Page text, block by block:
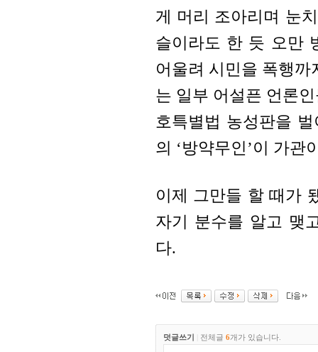
게 머리 조아리며 눈
슬이라도 한 듯 오만
어울려 시민을 폭행
는 일부 어설픈 언론
호특별법 농성판을
의 ‘방약무인’이 가관
이제 그만들 할 때가
자기 분수를 알고 맺
다.
덧글쓰기 전체글 6개가 있습니다.